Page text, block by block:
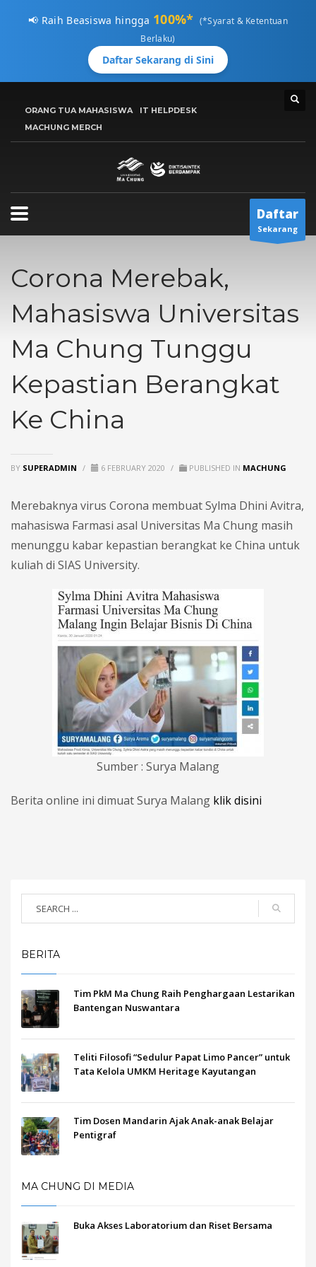
📢 Raih Beasiswa hingga 100%* (*Syarat & Ketentuan
Berlaku)
Daftar Sekarang di Sini
Kunjungipmb.machung.ac.id.
Email Konfirmasi
Hubungi Kami Di 0811 3610 414, atau kirimkan email ke:
Senin-Jumat 8:00AM - 5:00PM
ORANG TUA MAHASISWA
IT HELPDESK
MACHUNG MERCH
Daftar
Sekarang
Corona Merebak,
Mahasiswa Universitas
Ma Chung Tunggu
Kepastian Berangkat
Ke China
BY SUPERADMIN / 6 FEBRUARY 2020 / PUBLISHED IN MACHUNG
Merebaknya virus Corona membuat Sylma Dhini Avitra,
mahasiswa Farmasi asal Universitas Ma Chung masih
menunggu kabar kepastian berangkat ke China untuk
kuliah di SIAS University.
Sumber : Surya Malang
Berita online ini dimuat Surya Malang klik disini
BERITA
Tim PkM Ma Chung Raih Penghargaan Lestarikan
Bantengan Nuswantara
Teliti Filosofi “Sedulur Papat Limo Pancer” untuk
Tata Kelola UMKM Heritage Kayutangan
Tim Dosen Mandarin Ajak Anak-anak Belajar
Pentigraf
MA CHUNG DI MEDIA
Buka Akses Laboratorium dan Riset Bersama